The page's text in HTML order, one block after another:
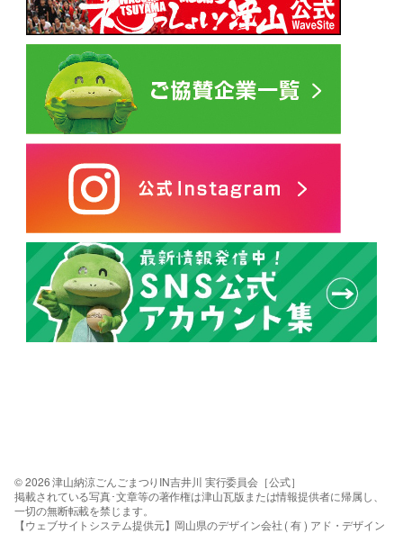
© 2026 津山納涼ごんごまつりIN吉井川 実行委員会［公式］
掲載されている写真･文章等の著作権は津山瓦版または情報提供者に帰属し、
一切の無断転載を禁じます。
【ウェブサイトシステム提供元】岡山県のデザイン会社 ( 有 ) アド・デザイン